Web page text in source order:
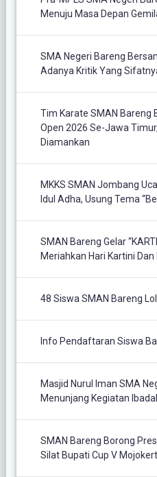
Menuju Masa Depan
SMA Negeri Bareng
Adanya Kritik Yang
Tim Karate SMAN Bareng
Open 2026 Se-Jawa
Diamankan
MKKS SMAN Jombang
Idul Adha, Usung Tema
SMAN Bareng Gelar
Meriahkan Hari Kartini Dan
48 Siswa SMAN Bareng
Info Pendaftaran Siswa
Masjid Nurul Iman SMA
Menunjang Kegiatan
SMAN Bareng Borong
Silat Bupati Cup V